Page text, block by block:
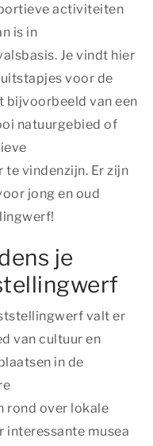
activiteiten
is in
Je vindt hier
voor de
bijvoorbeeld van een
natuurgebied of
vindenzijn. Er zijn
jong en oud
je
valt er
van cultuur en
in de
rond over lokale
interessante musea